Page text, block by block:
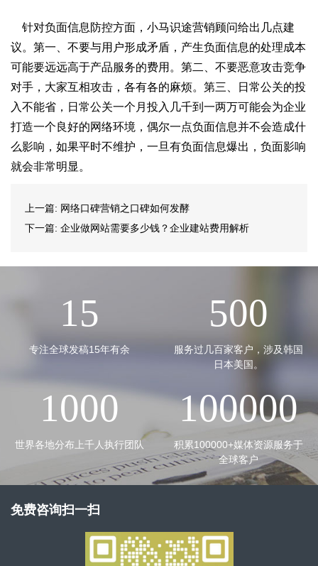
针对负面信息防控方面，小马识途营销顾问给出几点建
议。第一、不要与用户形成矛盾，产生负面信息的处理成本
可能要远远高于产品服务的费用。第二、不要恶意攻击竞争
对手，大家互相攻击，各有各的麻烦。第三、日常公关的投
入不能省，日常公关一个月投入几千到一两万可能会为企业
打造一个良好的网络环境，偶尔一点负面信息并不会造成什
么影响，如果平时不维护，一旦有负面信息爆出，负面影响
就会非常明显。
上一篇: 网络口碑营销之口碑如何发酵
下一篇: 企业做网站需要多少钱？企业建站费用解析
15
专注全球发稿15年有余
500
服务过几百家客户，涉及韩国
日本美国。
1000
世界各地分布上千人执行团队
100000
积累100000+媒体资源服务于
全球客户
免费咨询扫一扫